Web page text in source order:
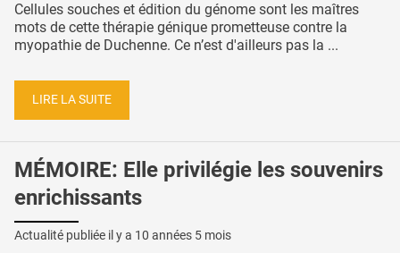
Cellules souches et édition du génome sont les maîtres
mots de cette thérapie génique prometteuse contre la
myopathie de Duchenne. Ce n’est d'ailleurs pas la ...
LIRE LA SUITE
MÉMOIRE: Elle privilégie les souvenirs
enrichissants
Actualité publiée il y a 10 années 5 mois